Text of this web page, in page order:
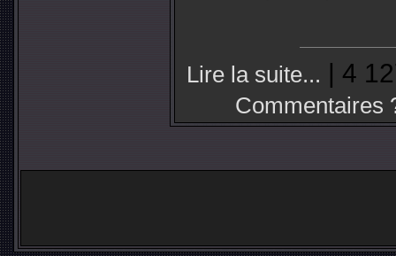
Lire la suite... | 4
Commentaires